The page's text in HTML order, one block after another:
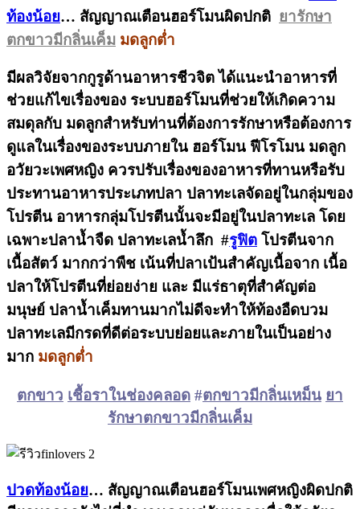
ท้องน้อย… สัญญาณเตือนฮอร์โมนผิดปกติ ยารักษา
ตกขาวมีกลิ่นเค็ม มดลูกต่ำ
มีผลวิจัยจากกูรูด้านอาหารชีวจิต ได้แนะนำอาหารที่
ช่วยแก้ไขเรื่องของ ระบบฮอร์โมนที่ช่วยให้เกิดความ
สมดุลกับ มดลูกสำหรับท่านที่ต้องการรักษาหรือต้องการ
ดูแลในเรื่องของระบบภายใน ฮอร์โมน ฟีโรโมน มดลูก
อวัยวะเพศหญิง ควรปรับเรื่องของอาหารที่ทานหรือรับ
ประทานอาหารประเภทปลา ปลาทะเลจัดอยู่ในกลุ่มของ
โปรตีน อาหารกลุ่มโปรตีนนั้นจะมีอยู่ในปลาทะเล โดย
เฉพาะปลาน้ำจืด ปลาทะเลน้ำลึก #รูฟิต โปรตีนจาก
เนื้อสัตว์ มากกว่าพืช เน้นที่ปลาเป้นสำคัญเนื้อจาก เนื้อ
ปลาให้โปรตีนที่ย่อยง่าย และ มีแร่ธาตุที่สำคัญต่อ
มนุษย์ ปลาน้ำเค็มทานมากไม่ดีจะทำให้ท้องอืดบวม
ปลาทะเลมีกรดที่ดีต่อระบบย่อยและภายในเป็นอย่าง
มาก มดลูกต่ำ
ตกขาว เชื้อราในช่องคลอด #ตกขาวมีกลิ่นเหม็น ยา
รักษาตกขาวมีกลิ่นเค็ม
ปวดท้องน้อย… สัญญาณเตือนฮอร์โมนเพศหญิงผิดปกติ